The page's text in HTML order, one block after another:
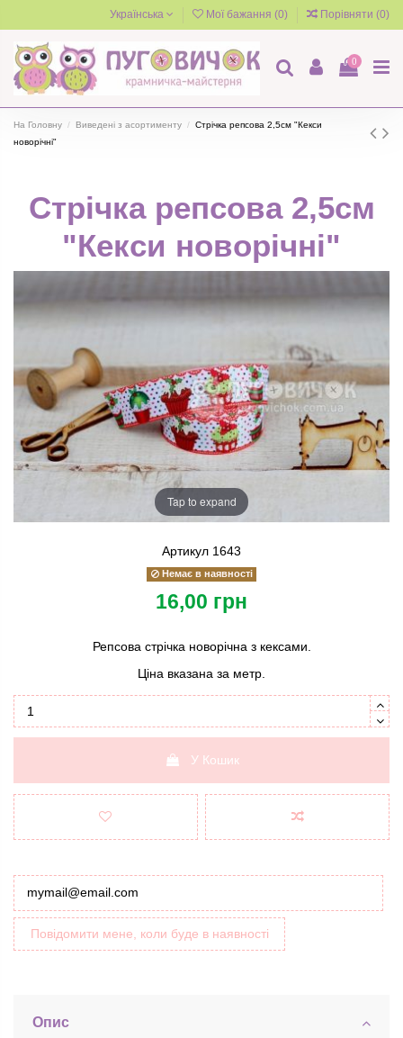
Українська Мої бажання (0) Порівняти (0)
0
На Головну Виведені з асортименту
Стрічка репсова 2,5см "Кекси
новорічні"
Стрічка репсова 2,5см
"Кекси новорічні"
Tap to expand
Артикул 1643
Немає в наявності
16,00 грн
Репсова стрічка новорічна з кексами.
Ціна вказана за метр.
У Кошик
Повідомити мене, коли буде в наявності
Опис